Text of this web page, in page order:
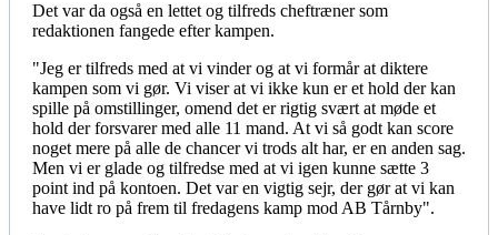
Det var da også en lettet og tilfreds cheftræner som
redaktionen fangede efter kampen.
"Jeg er tilfreds med at vi vinder og at vi formår at diktere
kampen som vi gør. Vi viser at vi ikke kun er et hold der kan
spille på omstillinger, omend det er rigtig svært at møde et
hold der forsvarer med alle 11 mand. At vi så godt kan score
noget mere på alle de chancer vi trods alt har, er en anden sag.
Men vi er glade og tilfredse med at vi igen kunne sætte 3
point ind på kontoen. Det var en vigtig sejr, der gør at vi kan
have lidt ro på frem til fredagens kamp mod AB Tårnby".